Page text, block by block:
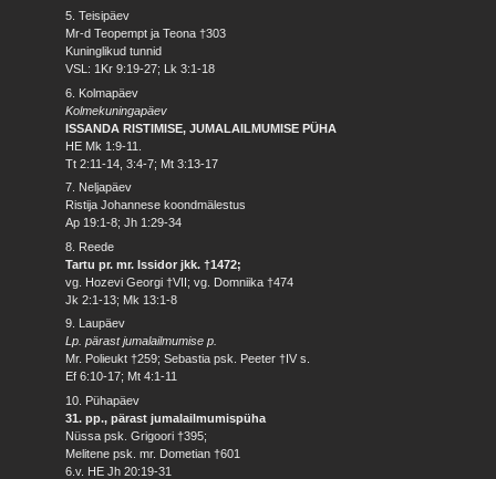
5. Teisipäev
Mr-d Teopempt ja Teona †303
Kuninglikud tunnid
VSL: 1Kr 9:19-27; Lk 3:1-18
6. Kolmapäev
Kolmekuningapäev
ISSANDA RISTIMISE, JUMALAILMUMISE PÜHA
HE Mk 1:9-11.
Tt 2:11-14, 3:4-7; Mt 3:13-17
7. Neljapäev
Ristija Johannese koondmälestus
Ap 19:1-8; Jh 1:29-34
8. Reede
Tartu pr. mr. Issidor jkk. †1472;
vg. Hozevi Georgi †VII; vg. Domniika †474
Jk 2:1-13; Mk 13:1-8
9. Laupäev
Lp. pärast jumalailmumise p.
Mr. Polieukt †259; Sebastia psk. Peeter †IV s.
Ef 6:10-17; Mt 4:1-11
10. Pühapäev
31. pp., pärast jumalailmumispüha
Nüssa psk. Grigoori †395;
Melitene psk. mr. Dometian †601
6.v. HE Jh 20:19-31